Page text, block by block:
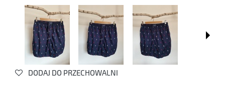
DODAJ DO PRZECHOWALNI